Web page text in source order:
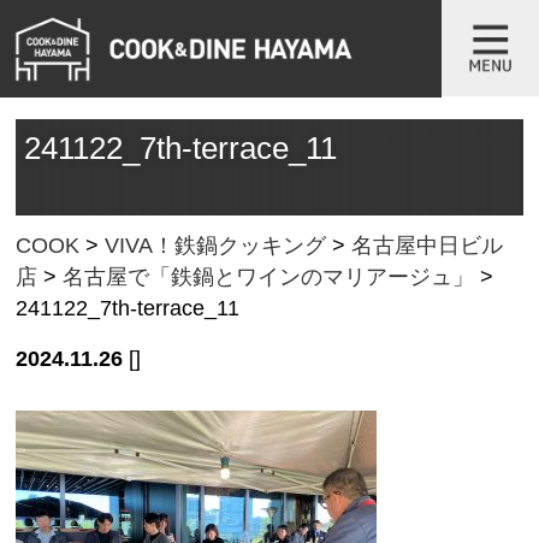
241122_7th-terrace_11
COOK >VIVA！鉄鍋クッキング>名古屋中日ビル
店 >名古屋で「鉄鍋とワインのマリアージュ」
>
241122_7th-terrace_11
2024.11.26 []